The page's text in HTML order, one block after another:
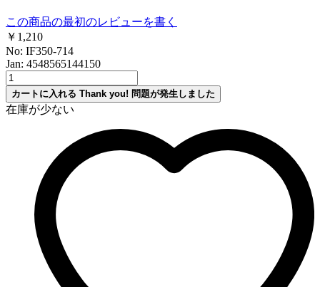
この商品の最初のレビューを書く
￥1,210
No: IF350-714
Jan: 4548565144150
カートに入れる Thank you! 問題が発生しました
在庫が少ない